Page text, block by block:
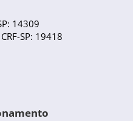
14309
SP: 19418